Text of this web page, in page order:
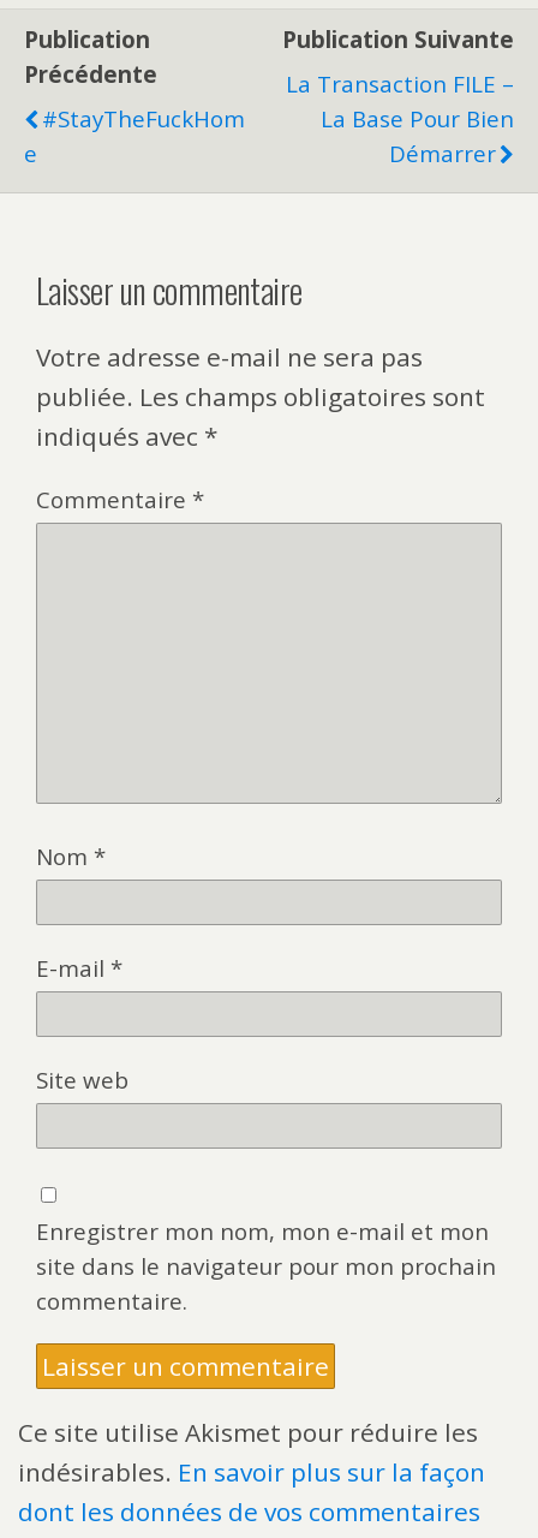
Publication
Précédente
#StayTheFuckHom
E
Publication Suivante
La Transaction FILE –
La Base Pour Bien
Démarrer
Laisser un commentaire
Votre adresse e-mail ne sera pas
publiée. Les champs obligatoires sont
indiqués avec *
Commentaire *
Nom *
E-mail *
Site web
Enregistrer mon nom, mon e-mail et mon
site dans le navigateur pour mon prochain
commentaire.
Ce site utilise Akismet pour réduire les
indésirables. En savoir plus sur la façon
dont les données de vos commentaires